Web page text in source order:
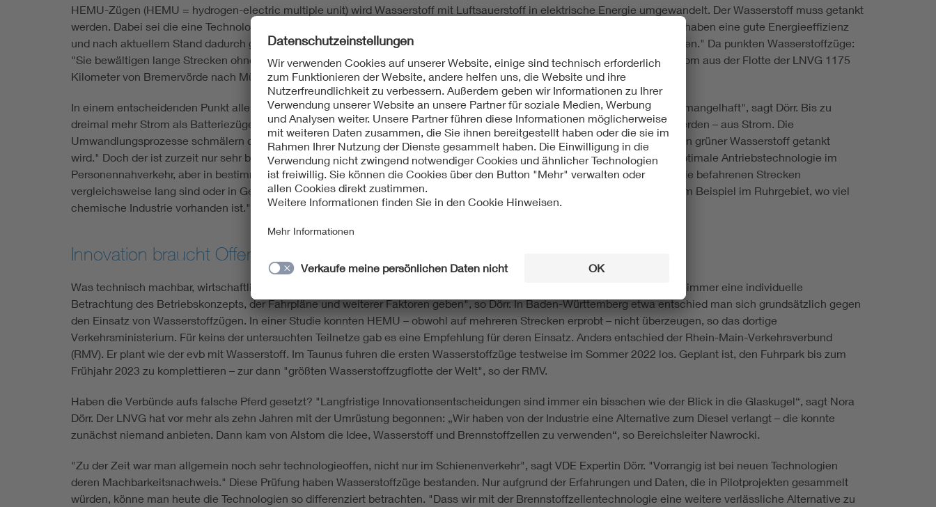
HEMU-Zügen (HEMU = hydrogen-electric multiple unit) wird Wasserstoff mit Luftsauerstoff in elektrische Energie umgewandelt. Der Wasserstoff muss getankt
werden. Dabei sei die eine Technologie nicht grundsätzlich besser als die andere, so VDE Expertin Dörr. "Batteriefahrzeuge haben eine gute Energieeffizienz
und nach aktuellem Stand dadurch geringere Betriebskosten. Aber sie müssen spätestens alle 120 Kilometer geladen werden." Da punkten Wasserstoffzüge:
"Sie bewältigen lange Strecken ohne Stopps." Im Herbst hat ein Wasserstoffzug der Serie Coradia iLint des Herstellers Alstom aus der Flotte der LNVG 1175
Kilometer von Bremervörde nach München ohne Zwischenstopp zurückgelegt.
In einem entscheidenden Punkt allerdings schlagen BEMU die HEMU: "Bei Wasserstoffzügen ist die Energieeffizienz eher mangelhaft", sagt Dörr. Bis zu
dreimal mehr Strom als Batteriezüge benötigen sie demnach. Denn der benötigte Wasserstoff muss zunächst produziert werden – aus Strom. Die
Umwandlungsprozesse schmälern die Effizienz. Und: "Umweltschonend und CO2-neutral fahren Wasserstoffzüge nur, wenn grüner Wasserstoff getankt
wird." Doch der ist zurzeit nur sehr begrenzt verfügbar. Dörr hält deswegen Wasserstoffzüge nicht flächendeckend für die optimale Antriebstechnologie im
Personennahverkehr, aber in bestimmten Szenarien für sinnvoll: "Wo der Betrieb von Batteriezügen nicht möglich ist, weil die befahrenen Strecken
vergleichsweise lang sind oder in Gegenden, in denen es in Zukunft ohnehin eine Wasserstoff-Infrastruktur geben wird – zum Beispiel im Ruhrgebiet, wo viel
chemische Industrie vorhanden ist."
Innovation braucht Offenheit
Was technisch machbar, wirtschaftlich sinnvoll und ökologisch effizient ist, muss für jedes Netz erhoben werden: "Es sollte immer eine individuelle
Betrachtung des Betriebskonzepts, der Fahrpläne und weiterer Faktoren geben", so Dörr. In Baden-Württemberg etwa entschied man sich grundsätzlich gegen
den Einsatz von Wasserstoffzügen. In einer Studie konnten HEMU – obwohl auf mehreren Strecken erprobt – nicht überzeugen, so das dortige
Verkehrsministerium. Für keins der untersuchten Teilnetze gab es eine Empfehlung für deren Einsatz. Anders entschied der Rhein-Main-Verkehrsverbund
(RMV). Er plant wie der evb mit Wasserstoff. Im Taunus fuhren die ersten Wasserstoffzüge testweise im Sommer 2022 los. Geplant ist, den Fuhrpark bis zum
Frühjahr 2023 zu komplettieren – zur dann "größten Wasserstoffzugflotte der Welt", so der RMV.
Haben die Verbünde aufs falsche Pferd gesetzt? "Langfristige Innovationsentscheidungen sind immer ein bisschen wie der Blick in die Glaskugel“, sagt Nora
Dörr. Der LNVG hat vor mehr als zehn Jahren mit der Umrüstung begonnen: „Wir haben von der Industrie eine Alternative zum Diesel verlangt – die konnte
zunächst niemand anbieten. Dann kam von Alstom die Idee, Wasserstoff und Brennstoffzellen zu verwenden“, so Bereichsleiter Nawrocki.
"Zu der Zeit war man allgemein noch sehr technologieoffen, nicht nur im Schienenverkehr", sagt VDE Expertin Dörr. "Vorrangig ist bei neuen Technologien
deren Machbarkeitsnachweis." Diese Prüfung haben Wasserstoffzüge bestanden. Nur aufgrund der Erfahrungen und Daten, die in Pilotprojekten gesammelt
würden, könne man heute die Technologien so differenziert betrachten. "Dass wir mit der Brennstoffzellentechnologie eine weitere verlässliche Alternative zu